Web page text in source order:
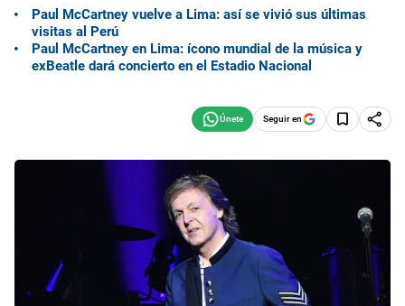
Paul McCartney vuelve a Lima: así se vivió sus últimas
visitas al Perú
Paul McCartney en Lima: ícono mundial de la música y
exBeatle dará concierto en el Estadio Nacional
Seguir en